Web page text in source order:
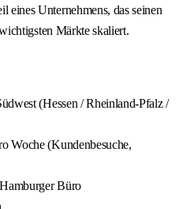
eines Unternehmens, das seinen
Märkte skaliert.
(Hessen / Rheinland-Pfalz /
Woche (Kundenbesuche,
Büro